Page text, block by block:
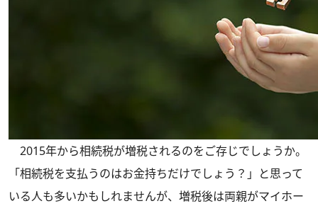
2015年から相続税が増税されるのをご存じでしょうか。
「相続税を支払うのはお金持ちだけでしょう？」と思って
いる人も多いかもしれませんが、増税後は両親がマイホー